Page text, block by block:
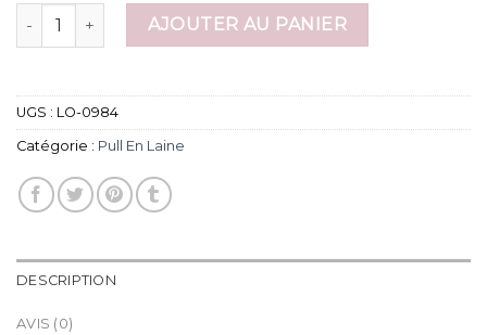
quantité de pull en laineAJOUTER AU PANIER
UGS : LO-0984
Catégorie : Pull En Laine
DESCRIPTION
AVIS (0)